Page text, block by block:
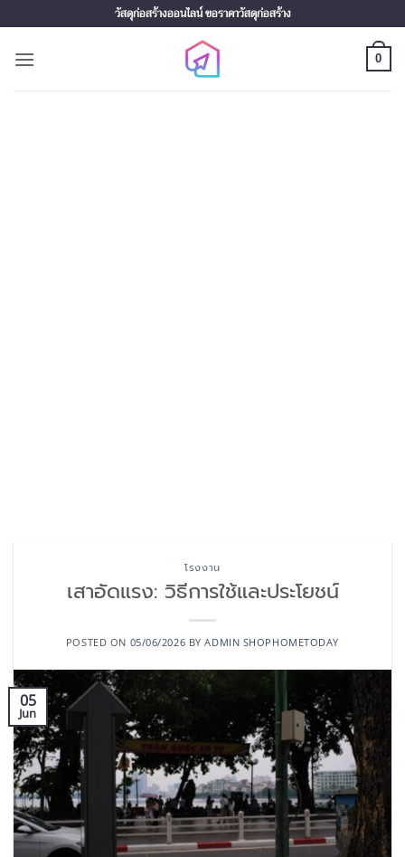
to
content
วัสดุก่อสร้างออนไลน์ ขอราคาวัสดุก่อสร้าง
0
โรงงาน
เสาอัดแรง: วิธีการใช้และประโยชน์
POSTED ON 05/06/2026 BYADMIN SHOPHOMETODAY
05
Jun